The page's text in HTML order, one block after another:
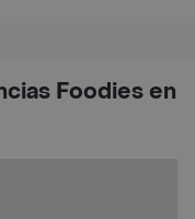
Foodies en